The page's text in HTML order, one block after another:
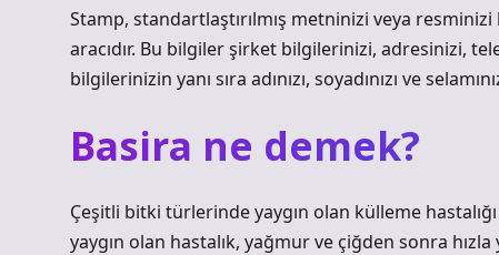
Stamp, standartlaştırılmış metninizi veya
aracıdır. Bu bilgiler şirket bilgilerinizi, adresinizi,
bilgilerinizin yanı sıra adınızı, soyadınızı ve
Basira ne demek?
Çeşitli bitki türlerinde yaygın olan külleme
yaygın olan hastalık, yağmur ve çiğden sonra hızla